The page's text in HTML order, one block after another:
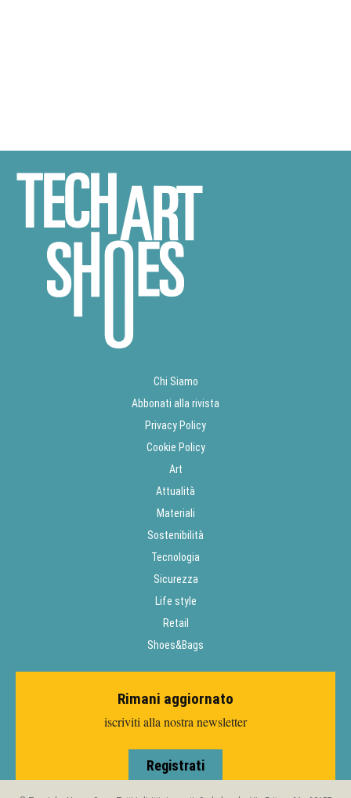
Chi Siamo
Abbonati alla rivista
Privacy Policy
Cookie Policy
Art
Attualità
Materiali
Sostenibilità
Tecnologia
Sicurezza
Life style
Retail
Shoes&Bags
Rimani aggiornato
iscriviti alla nostra newsletter
Registrati